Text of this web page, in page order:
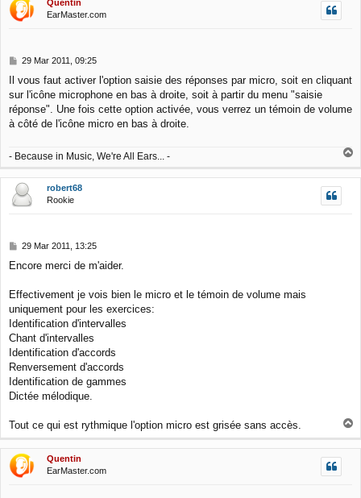
Quentin
EarMaster.com
P
s
t
29 Mar 2011, 09:25
Il vous faut activer l'option saisie des réponses par micro, soit en cliquant
sur l'icône microphone en bas à droite, soit à partir du menu "saisie
réponse". Une fois cette option activée, vous verrez un témoin de volume
à côté de l'icône micro en bas à droite.
- Because in Music, We're All Ears... -
p
robert68
Rookie
P
s
29 Mar 2011, 13:25
Encore merci de m'aider.
Effectivement je vois bien le micro et le témoin de volume mais
uniquement pour les exercices:
Identification d'intervalles
Chant d'intervalles
Identification d'accords
Renversement d'accords
Identification de gammes
Dictée mélodique.
Tout ce qui est rythmique l'option micro est grisée sans accès.
o
p
Quentin
EarMaster.com